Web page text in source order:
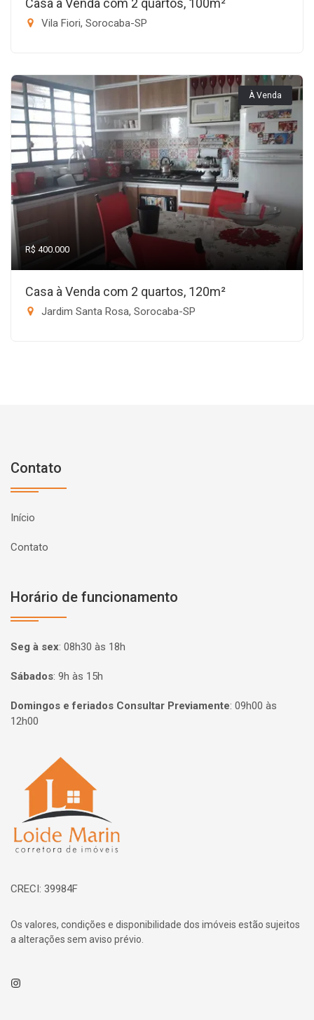
Casa à Venda com 2 quartos, 100m²
Vila Fiori, Sorocaba-SP
À Venda
R$ 400.000
Casa à Venda com 2 quartos, 120m²
Jardim Santa Rosa, Sorocaba-SP
Contato
Início
Contato
Horário de funcionamento
Seg à sex: 08h30 às 18h
Sábados: 9h às 15h
Domingos e feriados Consultar Previamente: 09h00 às
12h00
Página inicial
CRECI: 39984F
Os valores, condições e disponibilidade dos imóveis estão sujeitos
a alterações sem aviso prévio.
Instagram